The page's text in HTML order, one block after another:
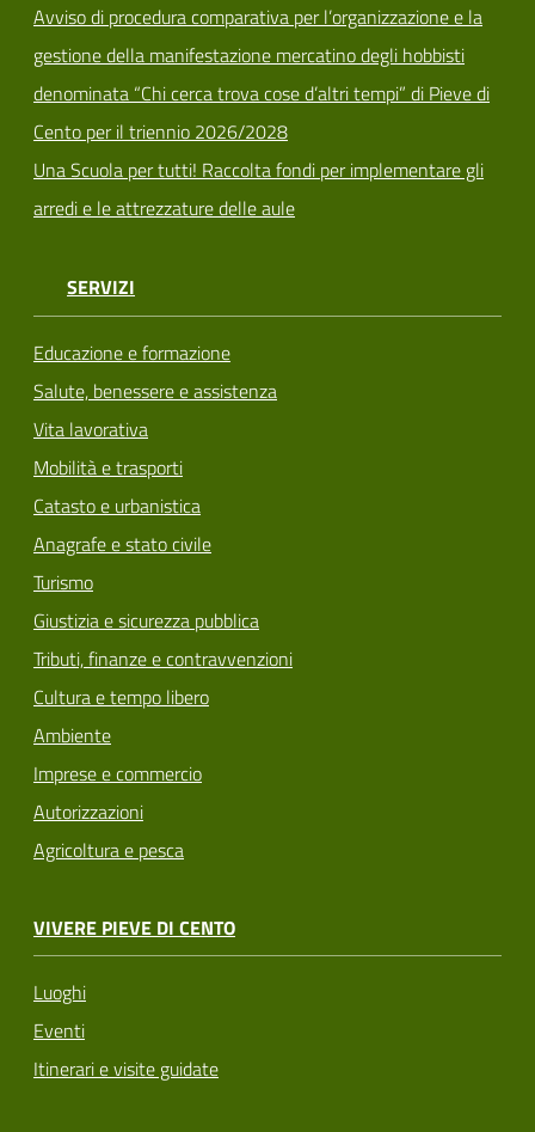
Avviso di procedura comparativa per l’organizzazione e la
gestione della manifestazione mercatino degli hobbisti
denominata “Chi cerca trova cose d’altri tempi” di Pieve di
Cento per il triennio 2026/2028
Una Scuola per tutti! Raccolta fondi per implementare gli
arredi e le attrezzature delle aule
SERVIZI
Educazione e formazione
Salute, benessere e assistenza
Vita lavorativa
Mobilità e trasporti
Catasto e urbanistica
Anagrafe e stato civile
Turismo
Giustizia e sicurezza pubblica
Tributi, finanze e contravvenzioni
Cultura e tempo libero
Ambiente
Imprese e commercio
Autorizzazioni
Agricoltura e pesca
VIVERE PIEVE DI CENTO
Luoghi
Eventi
Itinerari e visite guidate